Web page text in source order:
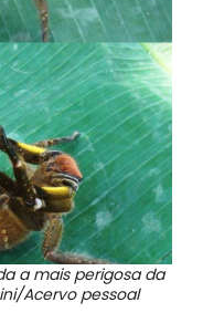
a mais perigosa da
Acervo pessoal